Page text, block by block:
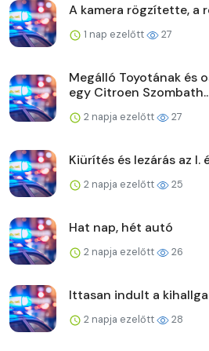
A kamera rögzítette, a
1 nap ezelőtt 27
Megálló Toyotának és
egy Citroen
2 napja ezelőtt 27
Kiürítés és lezárás az I.
2 napja ezelőtt 25
Hat nap, hét autó
2 napja ezelőtt 26
Ittasan indult a
2 napja ezelőtt 28